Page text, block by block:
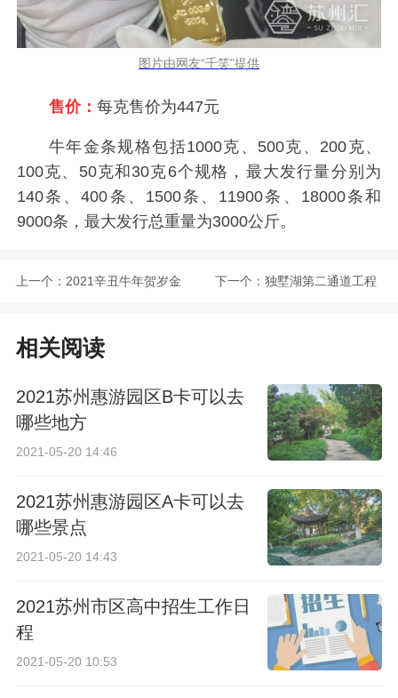
图片由网友“千笑”提供
售价： 每克售价为447元
牛年金条规格包括1000克、500克、200克、
100克、50克和30克6个规格，最大发行量分别为
140条、400条、1500条、11900条、18000条和
9000条，最大发行总重量为3000公斤。
上一个： 2021辛丑牛年贺岁金 下一个： 独墅湖第二通道工程
相关阅读
2021苏州惠游园区B卡可以去
哪些地方
2021-05-20 14:46
2021苏州惠游园区A卡可以去
哪些景点
2021-05-20 14:43
2021苏州市区高中招生工作日
程
2021-05-20 10:53